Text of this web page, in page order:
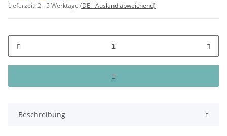
Lieferzeit:2 - 5 Werktage (DE - Ausland abweichend)
Beschreibung